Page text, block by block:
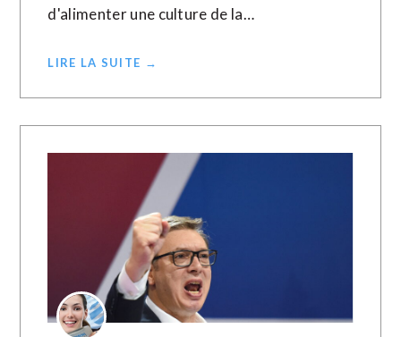
d'alimenter une culture de la…
LIRE LA SUITE →